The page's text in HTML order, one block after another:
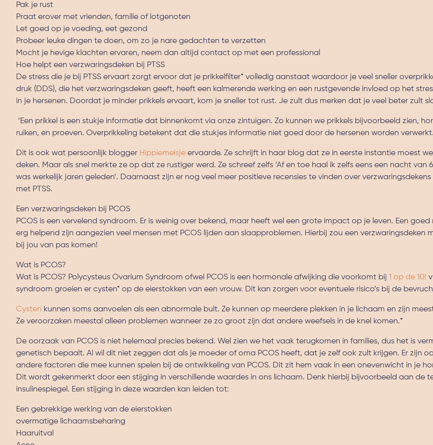
Pak je rust
Praat erover met vrienden, familie of lotgenoten
Let goed op je voeding, eet gezond
Probeer leuke dingen te doen, om zo je nare gedachten te verzetten
Mocht je hevige klachten ervaren, neem dan altijd contact op met een professional
Hoe helpt een verzwaringsdeken bij PTSS
De stress die je bij PTSS ervaart zorgt ervoor dat je prikkelfilter* volledig aanstaat waardoor je veel sneller
druk (DDS), die het verzwaringsdeken geeft, heeft een kalmerende werking en een rustgevende invloed op het
in je hersenen. Doordat je minder prikkels ervaart, kom je sneller tot rust. Je zult dus merken dat je veel beter zult
‘Een prikkel is een stukje informatie dat binnenkomt via onze zintuigen. Zo kunnen we prikkels bijvoorbeeld zien,
ruiken, en proeven. Overprikkeling betekent dat die stukjes informatie niet goed door de hersenen worden
Dit is ook wat persoonlijk blogger Hippiemeisje ervaarde. Ze schrijft in haar blog dat ze in eerste instantie moest
deken. Maar als snel merkte ze op dat ze rustiger werd. Ze schreef zelfs ‘Af en toe haal ik zelfs eens een nacht van
was werkelijk jaren geleden’. Daarnaast zijn er nog veel meer positieve recensies te vinden over verzwaringsdekens
met PTSS.
Een verzwaringsdeken bij PCOS
PCOS is een vervelend syndroom. Er is weinig over bekend, maar heeft wel een grote impact op je leven. Een goed
erg helpend zijn aangezien veel mensen met PCOS lijden aan slaapproblemen. Hierbij zou een verzwaringsdeken
bij jou van pas komen!
Wat is PCOS?
Wat is PCOS? Polycysteus Ovarium Syndroom ofwel PCOS is een hormonale afwijking die voorkomt bij 1 op de 10!
syndroom groeien er cysten* op de eierstokken van een vrouw. Dit kan zorgen voor eventuele risico’s bij de
Cysten kunnen soms aanvoelen als een abnormale bult. Ze kunnen op meerdere plekken in je lichaam en zijn
Ze veroorzaken meestal alleen problemen wanneer ze zo groot zijn dat andere weefsels in de knel komen.*
De oorzaak van PCOS is niet helemaal precies bekend. Wel zien we het vaak terugkomen in families, dus het is
genetisch bepaalt. Al wil dit niet zeggen dat als je moeder of oma PCOS heeft, dat je zelf ook zult krijgen. Er zijn
andere factoren die mee kunnen spelen bij de ontwikkeling van PCOS. Dit zit hem vaak in een onevenwicht in je
Dit wordt gekenmerkt door een stijging in verschillende waardes in ons lichaam. Denk hierbij bijvoorbeeld aan de
insulinespiegel. Een stijging in deze waarden kan leiden tot:
Een gebrekkige werking van de eierstokken
overmatige lichaamsbeharing
Haaruitval